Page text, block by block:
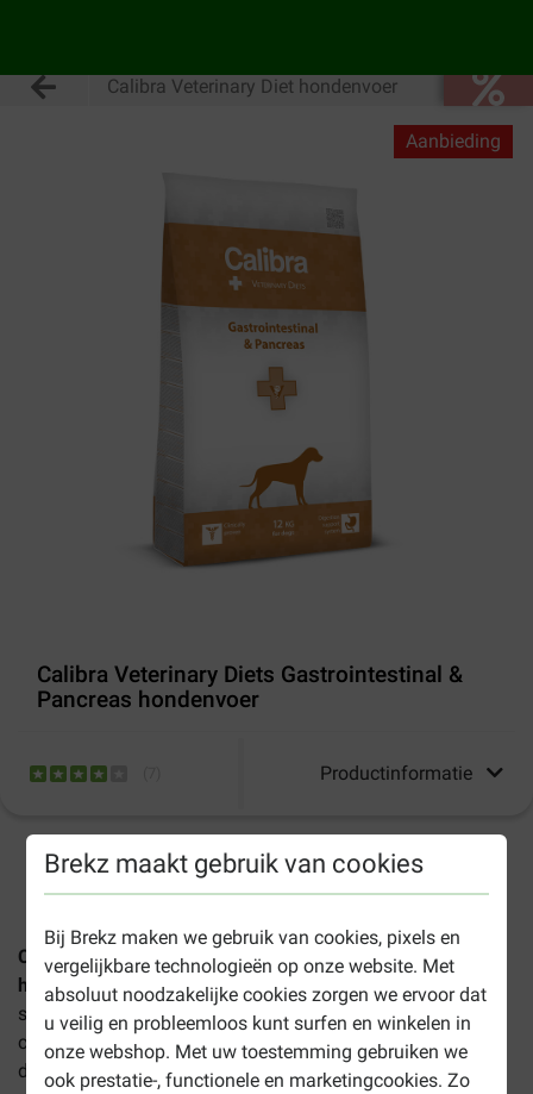
Brekz maakt gebruik van cookies
Bij Brekz maken we gebruik van cookies, pixels en
vergelijkbare technologieën op onze website. Met
absoluut noodzakelijke cookies zorgen we ervoor dat
u veilig en probleemloos kunt surfen en winkelen in
onze webshop. Met uw toestemming gebruiken we
ook prestatie-, functionele en marketingcookies. Zo
Calibra Veterinary Diet hondenvoer
Aanbieding
Calibra Veterinary Diets Gastrointestinal &
Pancreas hondenvoer
Productinformatie
1-3 werkdagen levertijd, tenzij anders aangegeven
Calibra Veterinary Diets Gastrointestinal & Pancreas
hondenvoer
is speciaal ontwikkeld voor honden met
spijsverteringsproblemen en pancreasinsufficiëntie. Een
complete voeding voor uw viervoeter met gevoelige
darmen.